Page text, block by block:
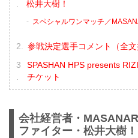
松井大樹！
スペシャルワンマッチ／
参戦決定選手コメント（全文
SPASHAN HPS presents
チケット
会社経営者・
ファイター・松井大樹！